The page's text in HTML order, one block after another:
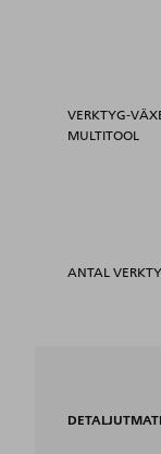
VERKTYG-
MULTITOOL
ANTAL